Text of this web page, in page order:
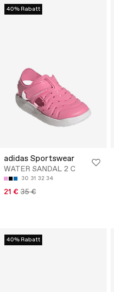
40% Rabatt
adidas Sportswear
WATER SANDAL 2 C
30 31 32 34
21 € 35 €
40% Rabatt